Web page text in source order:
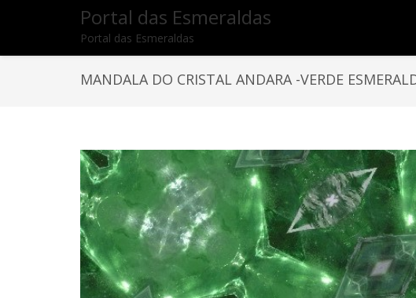
Portal das Esmeraldas
Portal das Esmeraldas
MANDALA DO CRISTAL ANDARA -VERDE